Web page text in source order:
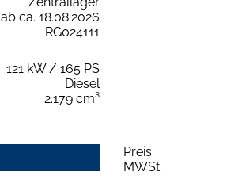
ab ca. 18.08.2026
RG024111
121 kW / 165 PS
Diesel
2.179 cm³
Preis:
MWSt: